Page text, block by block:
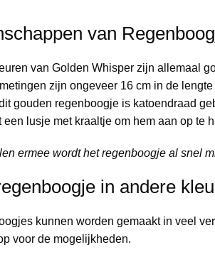
van
van Golden Whisper zijn allemaal
zijn ongeveer 16 cm in de
gouden regenboogje is katoendraad
een lusje met kraaltje om hem aan op te
ermee wordt het regenboogje al snel
in andere
kunnen worden gemaakt in veel
voor de mogelijkheden.